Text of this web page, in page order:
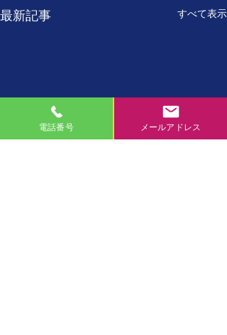
最新記事 すべて表示
電話番号 メールアドレス